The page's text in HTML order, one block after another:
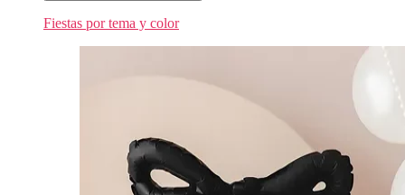
Fiestas por tema y color